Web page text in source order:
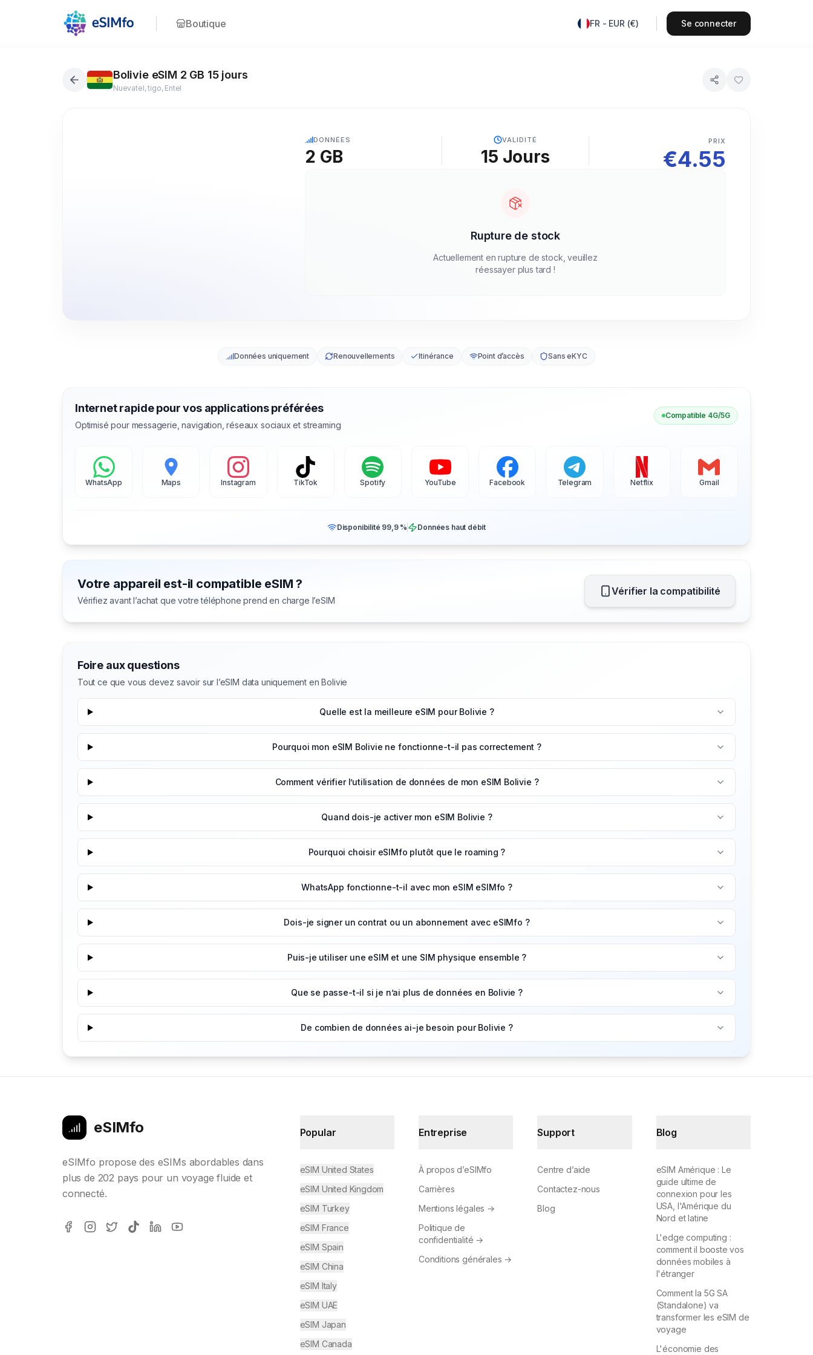
Boutique FR - EUR (€) Se connecter
Bolivie eSIM 2 GB 15 jours
Nuevatel, tigo, Entel
DONNÉES
2 GB
VALIDITÉ
15 Jours
PRIX
€4.55
Rupture de stock
Actuellement en rupture de stock, veuillez
réessayer plus tard !
Données uniquement Renouvellements Itinérance Point d’accès Sans eKYC
Internet rapide pour vos applications préférées
Optimisé pour messagerie, navigation, réseaux sociaux et streaming
Compatible 4G/5G
WhatsApp Maps Instagram TikTok Spotify YouTube Facebook Telegram Netflix Gmail
Disponibilité 99,9 % Données haut débit
Votre appareil est-il compatible eSIM ?
Vérifiez avant l’achat que votre téléphone prend en charge l’eSIM
Vérifier la compatibilité
Foire aux questions
Tout ce que vous devez savoir sur l’eSIM data uniquement en Bolivie
Quelle est la meilleure eSIM pour Bolivie ?
Pourquoi mon eSIM Bolivie ne fonctionne-t-il pas correctement ?
Comment vérifier l’utilisation de données de mon eSIM Bolivie ?
Quand dois-je activer mon eSIM Bolivie ?
Pourquoi choisir eSIMfo plutôt que le roaming ?
WhatsApp fonctionne-t-il avec mon eSIM eSIMfo ?
Dois-je signer un contrat ou un abonnement avec eSIMfo ?
Puis-je utiliser une eSIM et une SIM physique ensemble ?
Que se passe-t-il si je n’ai plus de données en Bolivie ?
De combien de données ai-je besoin pour Bolivie ?
eSIMfo
eSIMfo propose des eSIMs abordables dans
plus de 202 pays pour un voyage fluide et
connecté.
Popular
eSIM United States
eSIM United Kingdom
eSIM Turkey
eSIM France
eSIM Spain
eSIM China
eSIM Italy
eSIM UAE
eSIM Japan
eSIM Canada
Entreprise
À propos d’eSIMfo
Carrières
Mentions légales →
Politique de
confidentialité →
Conditions générales →
Support
Centre d’aide
Contactez-nous
Blog
Blog
eSIM Amérique : Le
guide ultime de
connexion pour les
USA, l'Amérique du
Nord et latine
L'edge computing :
comment il booste vos
données mobiles à
l'étranger
Comment la 5G SA
(Standalone) va
transformer les eSIM de
voyage
L'économie des